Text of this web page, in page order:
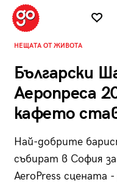
НЕЩАТА ОТ ЖИВОТА
Български
Аеропреса
кафето
Най-добрите
събират в София
AeroPress сцената